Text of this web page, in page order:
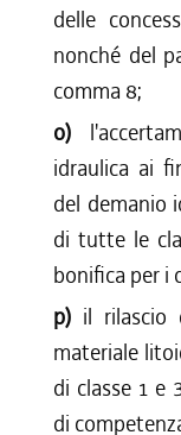
delle
nonché del
comma 8;
o)
idraulica ai
del demanio
di tutte le
bonifica per i
p) il rilascio
materiale
di classe 1 e
di